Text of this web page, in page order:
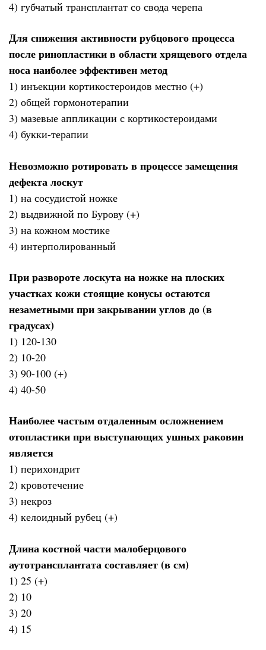
4) губчатый трансплантат со свода черепа
Для снижения активности рубцового процесса
после ринопластики в области хрящевого отдела
носа наиболее эффективен метод
1) инъекции кортикостероидов местно (+)
2) общей гормонотерапии
3) мазевые аппликации с кортикостероидами
4) букки-терапии
Невозможно ротировать в процессе замещения
дефекта лоскут
1) на сосудистой ножке
2) выдвижной по Бурову (+)
3) на кожном мостике
4) интерполированный
При развороте лоскута на ножке на плоских
участках кожи стоящие конусы остаются
незаметными при закрывании углов до (в
градусах)
1) 120-130
2) 10-20
3) 90-100 (+)
4) 40-50
Наиболее частым отдаленным осложнением
отопластики при выступающих ушных раковин
является
1) перихондрит
2) кровотечение
3) некроз
4) келоидный рубец (+)
Длина костной части малоберцового
аутотрансплантата составляет (в см)
1) 25 (+)
2) 10
3) 20
4) 15